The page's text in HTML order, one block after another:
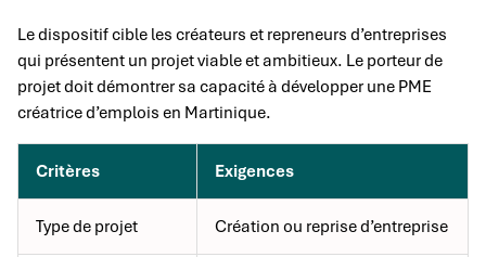
Le dispositif cible les créateurs et repreneurs d’entreprises
qui présentent un projet viable et ambitieux. Le porteur de
projet doit démontrer sa capacité à développer une PME
créatrice d’emplois en Martinique.
Critères Exigences
Type de projet Création ou reprise d’entreprise